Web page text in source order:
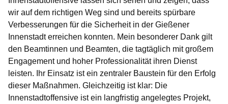
wir auf dem richtigen Weg sind und bereits spürbare
Verbesserungen für die Sicherheit in der Gießener
Innenstadt erreichen konnten. Mein besonderer Dank gilt
den Beamtinnen und Beamten, die tagtäglich mit großem
Engagement und hoher Professionalität ihren Dienst
leisten. Ihr Einsatz ist ein zentraler Baustein für den Erfolg
dieser Maßnahmen. Gleichzeitig ist klar: Die
Innenstadtoffensive ist ein langfristig angelegtes Projekt,